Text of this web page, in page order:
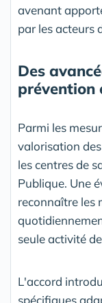
avenant
par les acteurs
Des
prévention
Parmi les
valorisation
les centres de
Publique. Une
reconnaître les
seule activité
L'accord
spécifiques